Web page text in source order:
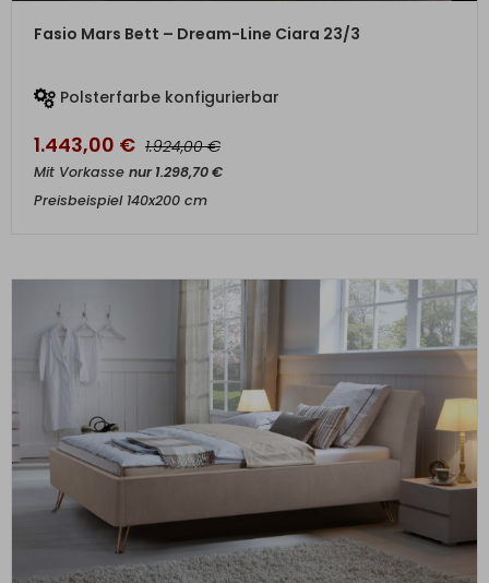
ZUM PRODUKT
Fasio Mars Bett – Dream-Line Ciara 23/3
Polsterfarbe konfigurierbar
1.443,00 € 1.924,00€
Mit Vorkasse nur1.298,70€
Preisbeispiel 140x200 cm